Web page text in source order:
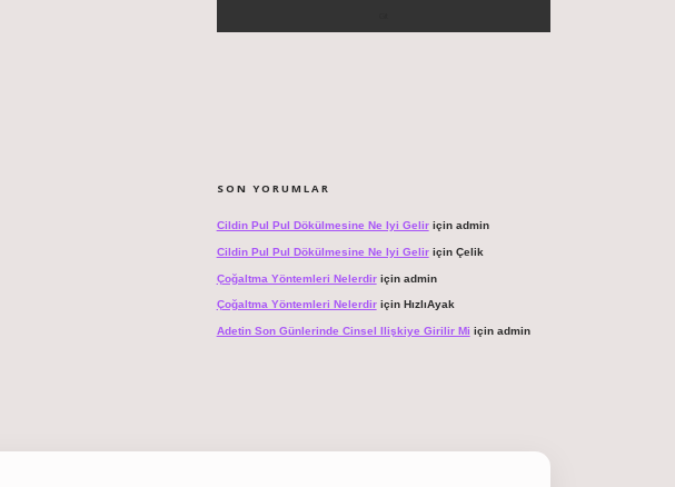
SON YORUMLAR
Cildin Pul Pul Dökülmesine Ne Iyi Geliriçin admin
Cildin Pul Pul Dökülmesine Ne Iyi Geliriçin Çelik
Çoğaltma Yöntemleri Nelerdiriçin admin
Çoğaltma Yöntemleri Nelerdiriçin HızlıAyak
Adetin Son Günlerinde Cinsel Ilişkiye Girilir Mi için admin